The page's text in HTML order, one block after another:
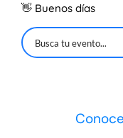
👋 Buenos días